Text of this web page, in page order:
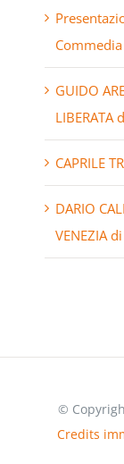
GUIDO
LIBERATA
CAPRILE
DARIO
VENEZIA
©
Credits